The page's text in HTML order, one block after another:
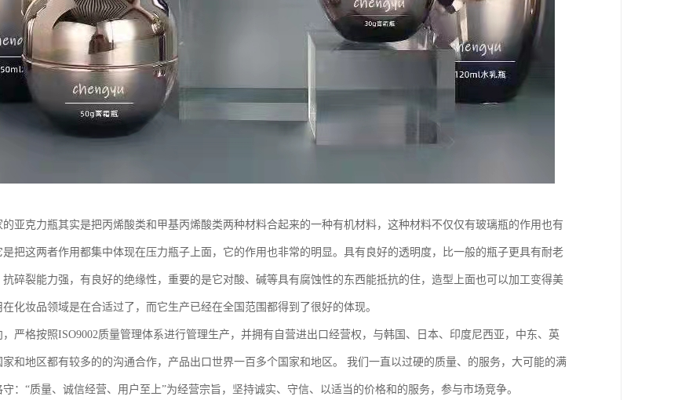
亚克力瓶其实是把丙烯酸类和甲基丙烯酸类两种材料合起来的一种有机材料，这种材料不仅仅有玻璃瓶的作用也有
把这两者作用都集中体现在压力瓶子上面，它的作用也非常的明显。具有良好的透明度，比一般的瓶子更具有耐老
碎裂能力强，有良好的绝缘性，重要的是它对酸、碱等具有腐蚀性的东西能抵抗的住，造型上面也可以加工变得美
化妆品领域是在合适过了，而它生产已经在全国范围都得到了很好的体现。
严格按照ISO9002质量管理体系进行管理生产，并拥有自营进出口经营权，与韩国、日本、印度尼西亚，中东、英
家和地区都有较多的的沟通合作，产品出口世界一百多个国家和地区。 我们一直以过硬的质量、的服务，大可能的满
：“质量、诚信经营、用户至上”为经营宗旨，坚持诚实、守信、以适当的价格和的服务，参与市场竞争。